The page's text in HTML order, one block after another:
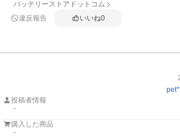
バッテリーストアドットコム
違反報告
いいね0
投稿者情報
-
購入した商品
-